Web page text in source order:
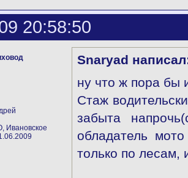
20:58:50
Ивановское
Snaryad
ну что ж пора бы
Стаж
забыта
обладатель
только по лесам,